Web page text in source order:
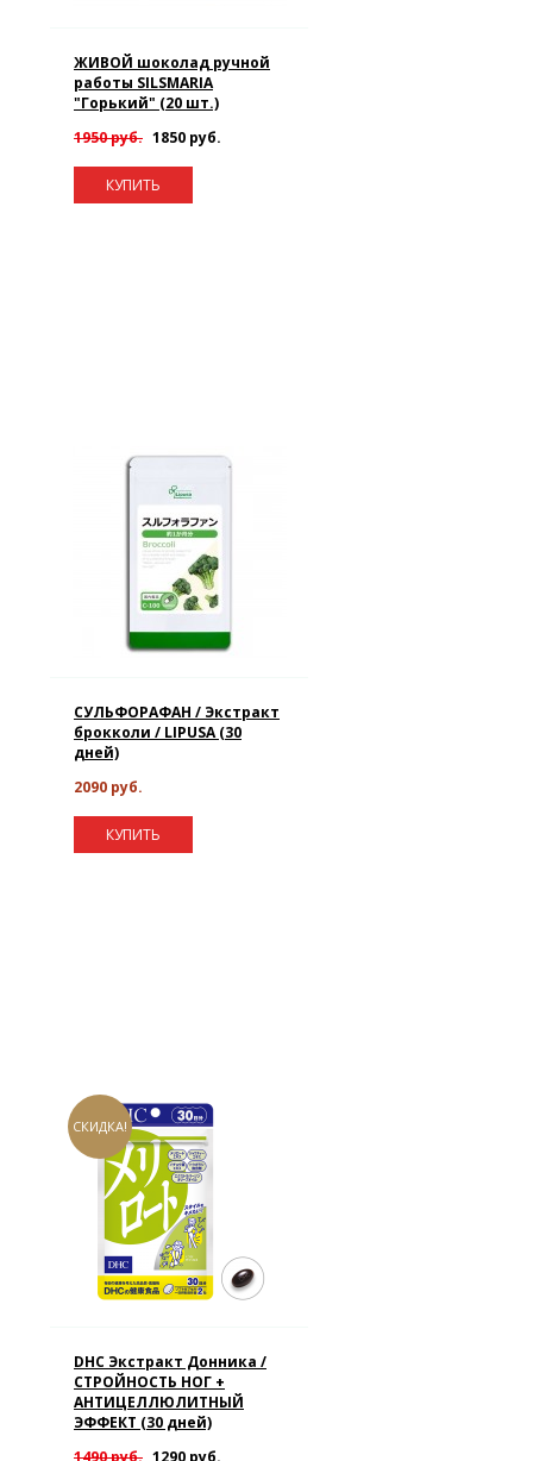
ЖИВОЙ шоколад ручной
работы SILSMARIA
"Горький" (20 шт.)
1950 руб. 1850 руб.
КУПИТЬ
СУЛЬФОРАФАН / Экстракт
брокколи / LIPUSA (30
дней)
2090 руб.
КУПИТЬ
СКИДКА!
DHC Экстракт Донника /
СТРОЙНОСТЬ НОГ +
АНТИЦЕЛЛЮЛИТНЫЙ
ЭФФЕКТ (30 дней)
1490 руб. 1290 руб.